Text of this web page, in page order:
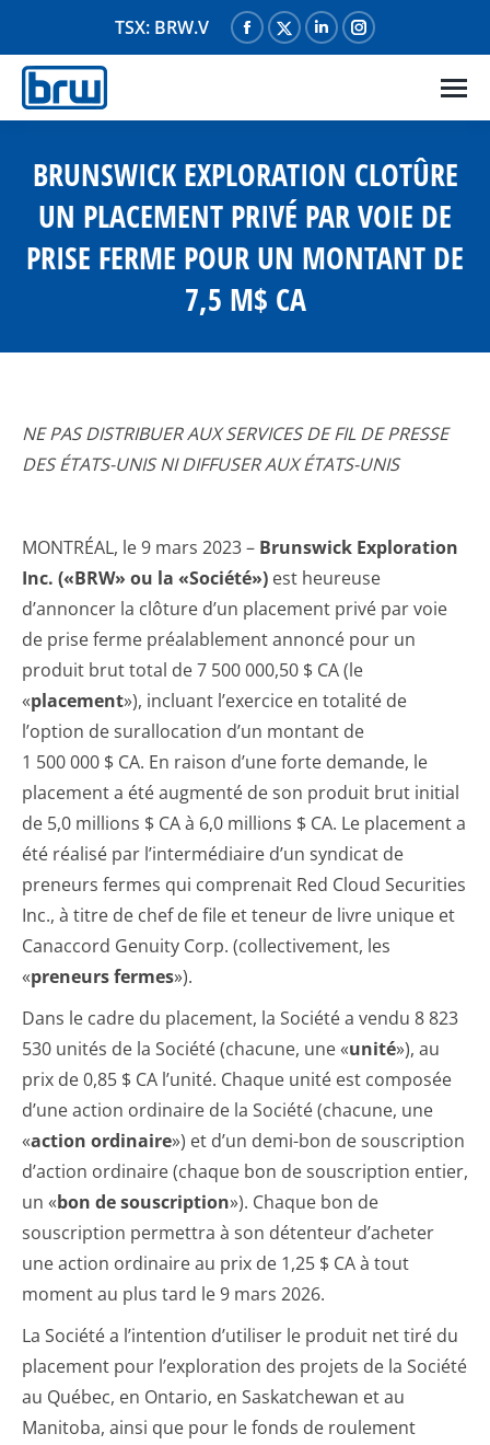
TSX: BRW.V
La
page
s'ouvre
dans
une
nouvelle
fenêtre
La
page
s'ouvre
dans
une
nouvelle
fenêtre
La
page
s'ouvre
dans
une
nouvelle
fenêtre
La
page
Instagram
s'ouvre
dans
une
nouvelle
fenêtre
BRUNSWICK EXPLORATION CLOTÛRE
UN PLACEMENT PRIVÉ PAR VOIE DE
PRISE FERME POUR UN MONTANT DE
7,5 M$ CA
NE PAS DISTRIBUER AUX SERVICES DE FIL DE PRESSE
DES ÉTATS-UNIS NI DIFFUSER AUX ÉTATS-UNIS
MONTRÉAL, le 9 mars 2023 – Brunswick Exploration
Inc. («BRW» ou la «Société») est heureuse
d’annoncer la clôture d’un placement privé par voie
de prise ferme préalablement annoncé pour un
produit brut total de 7 500 000,50 $ CA (le
«placement»), incluant l’exercice en totalité de
l’option de surallocation d’un montant de
1 500 000 $ CA. En raison d’une forte demande, le
placement a été augmenté de son produit brut initial
de 5,0 millions $ CA à 6,0 millions $ CA. Le placement a
été réalisé par l’intermédiaire d’un syndicat de
preneurs fermes qui comprenait Red Cloud Securities
Inc., à titre de chef de file et teneur de livre unique et
Canaccord Genuity Corp. (collectivement, les
«preneurs fermes»).
Dans le cadre du placement, la Société a vendu 8 823
530 unités de la Société (chacune, une «unité»), au
prix de 0,85 $ CA l’unité. Chaque unité est composée
d’une action ordinaire de la Société (chacune, une
«action ordinaire») et d’un demi-bon de souscription
d’action ordinaire (chaque bon de souscription entier,
un «bon de souscription»). Chaque bon de
souscription permettra à son détenteur d’acheter
une action ordinaire au prix de 1,25 $ CA à tout
moment au plus tard le 9 mars 2026.
La Société a l’intention d’utiliser le produit net tiré du
placement pour l’exploration des projets de la Société
au Québec, en Ontario, en Saskatchewan et au
Manitoba, ainsi que pour le fonds de roulement